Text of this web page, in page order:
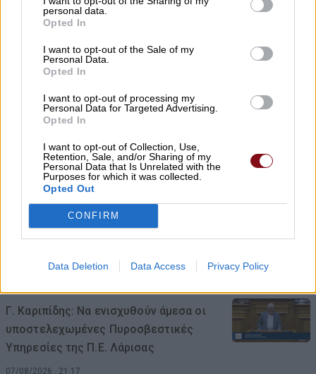
personal data.
Opted In
I want to opt-out of the Sale of my
Personal Data.
Opted In
I want to opt-out of processing my
Personal Data for Targeted Advertising.
Opted In
I want to opt-out of Collection, Use,
Retention, Sale, and/or Sharing of my
Personal Data that Is Unrelated with the
Purposes for which it was collected.
Opted Out
CONFIRM
Data Deletion Data Access Privacy Policy
Κ. Αγοραστός: Σκιές για το κόστος,
τους όρους, τον τρόπο και τον φορέα
δημοπράτησης των κολυμβητικών
δεξαμενών
Γ. Καριπίδης: Να ενισχυθούν άμεσα οι
υποστελεχωμένες Πυροσβεστικές
Υπηρεσίες της Π.Ε. Λάρισας
07/08/2026 , 21:17